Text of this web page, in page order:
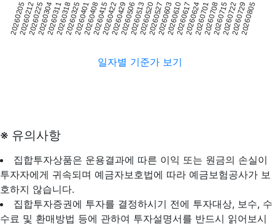
2026020520260212202602252026030420260311202603182026032520260401202604082026041520260422202604292026050620260513202605202026052720260603202606102026061720260624202607012026070820260715202607222026072920260805
일자별 기준가 보기
※ 유의사항
집합투자상품은 운용결과에 따른 이익 또는 원금의 손실이
투자자에게 귀속되며 예금자보호법에 따라 예금보험공사가 보
호하지 않습니다.
집합투자증권에 투자를 결정하시기 전에 투자대상, 보수, 수
수료 및 환매방법 등에 관하여 투자설명서를 반드시 읽어보시